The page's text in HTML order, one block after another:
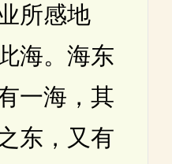
所感地
海。海东
一海，其
东，又有